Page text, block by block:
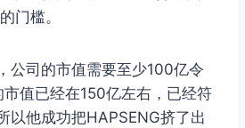
门槛。
公司的市值需要至少100亿令
值已经在150亿左右，已经符
以他成功把HAPSENG挤了出